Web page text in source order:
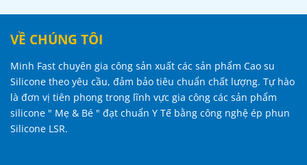
VỀ CHÚNG TÔI
Minh Fast chuyên gia công sản xuất các sản phẩm Cao su
Silicone theo yêu cầu, đảm bảo tiêu chuẩn chất lượng. Tự hào
là đơn vị tiên phong trong lĩnh vực gia công các sản phẩm
silicone " Mẹ & Bé " đạt chuẩn Y Tế bằng công nghệ ép phun
Silicone LSR.